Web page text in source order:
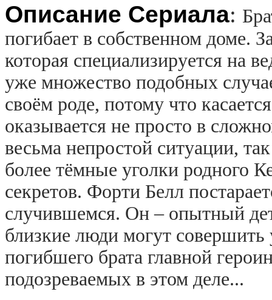
Описание Сериала:
погибает в собственном доме.
которая специализируется на
уже множество подобных
своём роде, потому что
оказывается не просто в
весьма непростой ситуации,
более тёмные уголки родного
секретов. Форти Белл
случившемся. Он – опытный
близкие люди могут
погибшего брата главной
подозреваемых в этом деле...